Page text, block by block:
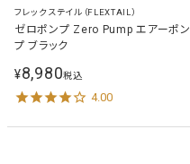
フレックステイル（FLEXTAIL）
ゼロポンプ Zero Pump エアーポン
プ ブラック
¥8,980税込
4.00